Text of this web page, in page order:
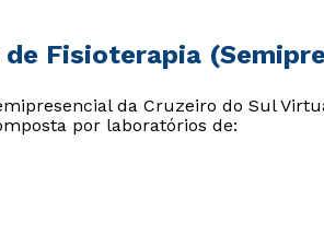
Fisioterapia
da Cruzeiro do Sul
por laboratórios de: